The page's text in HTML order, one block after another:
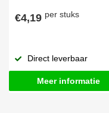
€4,19 per stuks
Direct leverbaar
Meer informatie